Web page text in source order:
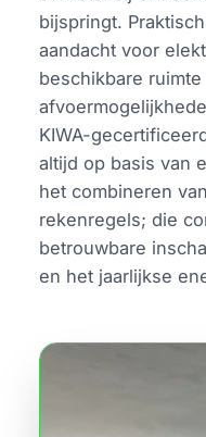
bijspringt.
aandacht voor
beschikbare
KIWA-
altijd op basis van
het combineren
rekenregels; die
betrouwbare
en het jaarlijkse